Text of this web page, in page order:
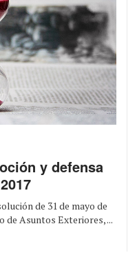
y defensa
de 31 de mayo de
de Asuntos Exteriores, ...